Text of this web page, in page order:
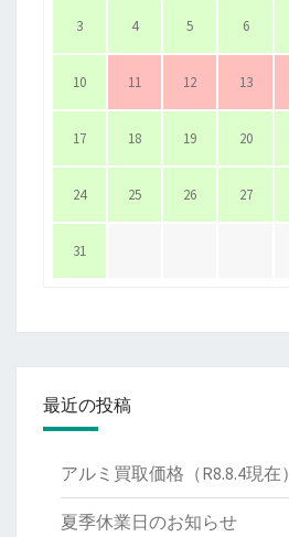
3 4 5 6
10 11 12 13
17 18 19 20
24 25 26 27
31
最近の投稿
アルミ買取価格（R8.8.4現在）
夏季休業日のお知らせ